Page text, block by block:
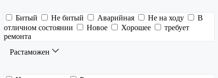
Битый Не битый Аварийная Не на ходу
В
отличном состоянии
Новое Хорошее
требует
ремонта
Растаможен